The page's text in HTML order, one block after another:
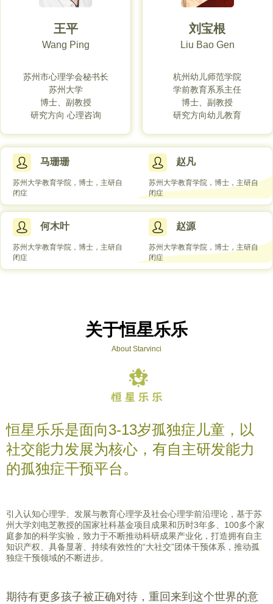
王平
Wang Ping
苏州市心理学会秘书长
苏州大学
博士、副教授
研究方向 心理咨询
刘宝根
Liu Bao Gen
杭州幼儿师范学院
学前教育系系主任
博士、副教授
研究方向幼儿教育
马珊珊
苏州大学教育学院，博士，主研自
闭症
赵凡
苏州大学教育学院，博士，主研自
闭症
何木叶
苏州大学教育学院，博士，主研自
闭症
赵源
苏州大学教育学院，博士，主研自
闭症
关于恒星乐乐
About Starvinci
恒星乐乐是面向3-13岁孤独症儿童，以
社交能力发展为核心，有自主研发能力
的孤独症干预平台。
引入认知心理学、发展与教育心理学及社会心理学前沿理论，基于苏
州大学刘电芝教授的国家社科基金项目成果和历时3年多、100多个家
庭参加的科学实验，致力于不断推动科研成果产业化，打造拥有自主
知识产权、具备显著、持续有效性的“大社交”团体干预体系，推动孤
独症干预领域的不断进步。
期待有更多孩子被正确对待，重回来到这个世界的意